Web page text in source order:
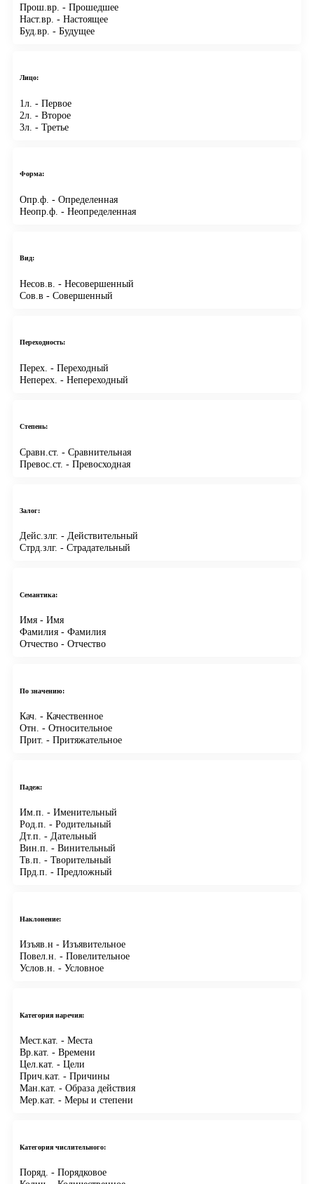
Прош.вр. - Прошедшее
Наст.вр. - Настоящее
Буд.вр. - Будущее
Лицо:
1л. - Первое
2л. - Второе
3л. - Третье
Форма:
Опр.ф. - Определенная
Неопр.ф. - Неопределенная
Вид:
Несов.в. - Несовершенный
Сов.в - Совершенный
Переходность:
Перех. - Переходный
Неперех. - Непереходный
Степень:
Сравн.ст. - Сравнительная
Превос.ст. - Превосходная
Залог:
Дейс.злг. - Действительный
Стрд.злг. - Страдательный
Семантика:
Имя - Имя
Фамилия - Фамилия
Отчество - Отчество
По значению:
Кач. - Качественное
Отн. - Относительное
Прит. - Притяжательное
Падеж:
Им.п. - Именительный
Род.п. - Родительный
Дт.п. - Дательный
Вин.п. - Винительный
Тв.п. - Творительный
Прд.п. - Предложный
Наклонение:
Изъяв.н - Изъявительное
Повел.н. - Повелительное
Услов.н. - Условное
Категория наречия:
Мест.кат. - Места
Вр.кат. - Времени
Цел.кат. - Цели
Прич.кат. - Причины
Ман.кат. - Образа действия
Мер.кат. - Меры и степени
Категория числительного:
Поряд. - Порядковое